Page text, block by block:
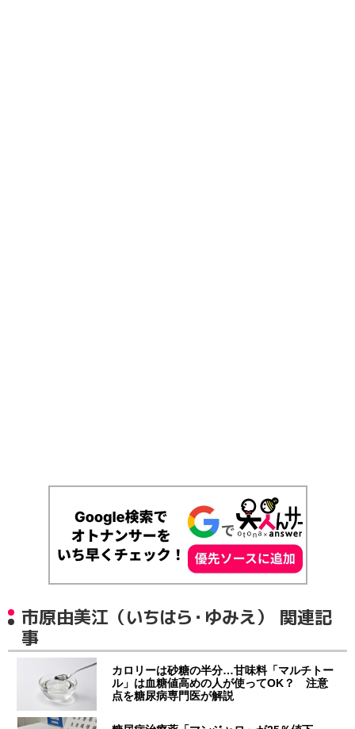
市原由美江（いちはら・ゆみえ） 関連記
事
カロリーは砂糖の半分…甘味料「マルチトー
ル」は血糖値高めの人が使ってOK？ 注意
点を糖尿病専門医が解説